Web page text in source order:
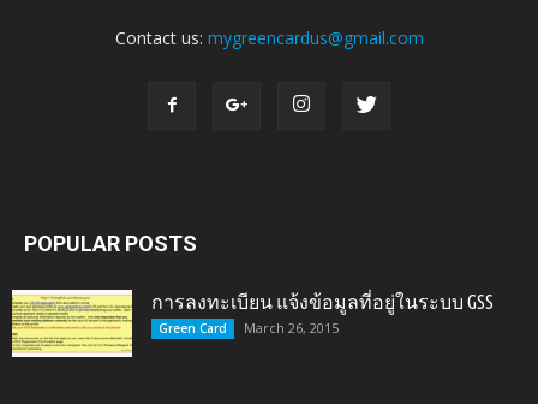
Contact us: mygreencardus@gmail.com
POPULAR POSTS
การลงทะเบียน แจ้งข้อมูลที่อยู่ในระบบ GSS
Green Card March 26, 2015